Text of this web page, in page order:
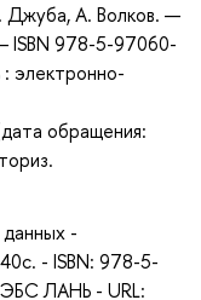
А. Волков. —
978-5-97060-
электронно-
обращения:
-
- ISBN: 978-5-
ЛАНЬ - URL: